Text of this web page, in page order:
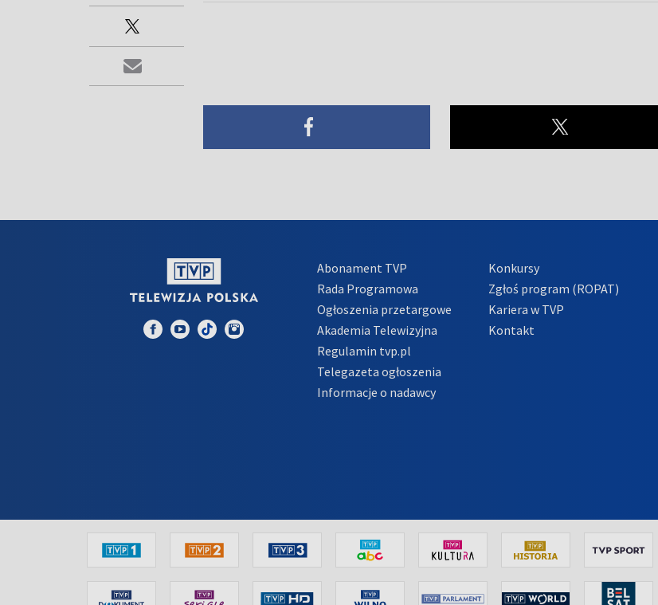
Abonament TVP
Rada Programowa
Ogłoszenia przetargowe
Akademia Telewizyjna
Regulamin tvp.pl
Telegazeta ogłoszenia
Informacje o nadawcy
Konkursy
Zgłoś program (ROPAT)
Kariera w TVP
Kontakt